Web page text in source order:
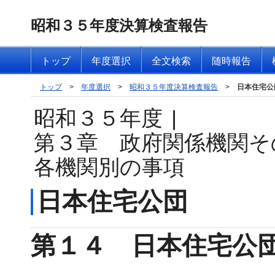
昭和３５年度決算検査報告
トップ 年度選択 全文検索 随時報告
トップ > 年度選択 > 昭和３５年度決算検査報告 > 日本住宅
昭和３５年度 |
第３章 政府関係機関そ
各機関別の事項
日本住宅公団
第１４ 日本住宅公